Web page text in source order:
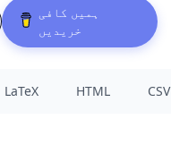
ہمیں کافی
خریدیں
LaTeX HTML CSV